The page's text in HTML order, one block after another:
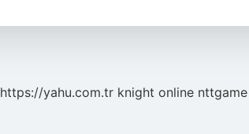
https://yahu.com.tr knight online nttgame